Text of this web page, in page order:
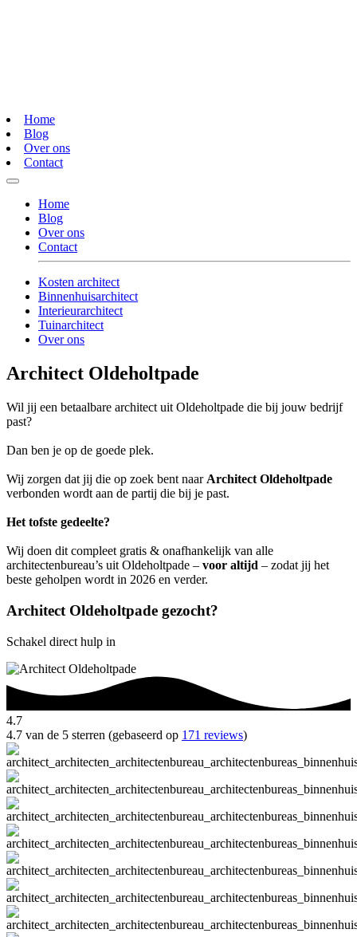
Home
Blog
Over ons
Contact
Home
Blog
Over ons
Contact
Kosten architect
Binnenhuisarchitect
Interieurarchitect
Tuinarchitect
Over ons
Architect Oldeholtpade
Wil jij een betaalbare architect uit Oldeholtpade die bij jouw bedrijf
past?
Dan ben je op de goede plek.
Wij zorgen dat jij die op zoek bent naar Architect Oldeholtpade
verbonden wordt aan de partij die bij je past.
Het tofste gedeelte?
Wij doen dit compleet gratis & onafhankelijk van alle
architectenbureau’s uit Oldeholtpade – voor altijd – zodat jij het
beste geholpen wordt in 2026 en verder.
Architect Oldeholtpade gezocht?
Schakel direct hulp in
4.7
4.7 van de 5 sterren (gebaseerd op 171 reviews)